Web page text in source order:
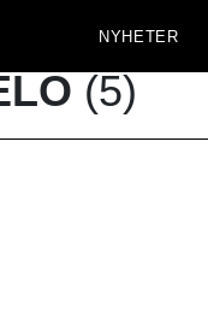
NYHETER
(5)